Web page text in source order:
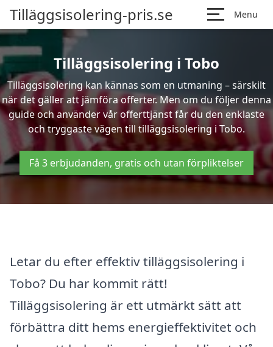
Tilläggsisolering-pris.se Menu
Tilläggsisolering i Tobo
Tilläggsisolering kan kännas som en utmaning – särskilt
när det gäller att jämföra offerter. Men om du följer denna
guide och använder vår offerttjänst får du den enklaste
och tryggaste vägen till tilläggsisolering i Tobo.
Få 3 erbjudanden, gratis och utan förpliktelser
Letar du efter effektiv tilläggsisolering i
Tobo? Du har kommit rätt!
Tilläggsisolering är ett utmärkt sätt att
förbättra ditt hems energieffektivitet och